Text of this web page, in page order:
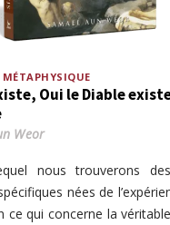
MÉTAPHYSIQUE
Oui le Diable
Weor
nous trouverons
nées de
ce qui concerne la